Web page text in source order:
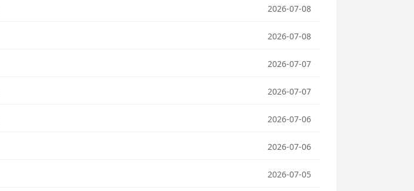
2026-07-08
2026-07-08
2026-07-07
2026-07-07
2026-07-06
2026-07-06
2026-07-05